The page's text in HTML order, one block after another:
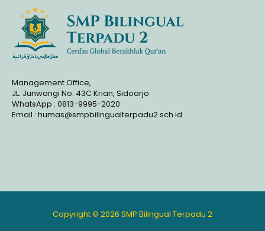
Management Office,
JL. Junwangi No. 43C Krian, Sidoarjo
WhatsApp : 0813-9995-2020
Email : humas@smpbilingualterpadu2.sch.id
Copyright © 2026 SMP Bilingual Terpadu 2